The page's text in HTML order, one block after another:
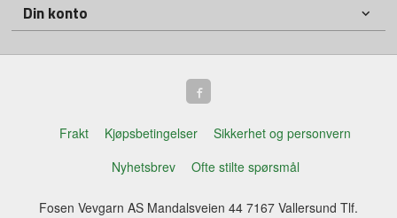
Din konto
Frakt Kjøpsbetingelser
Sikkerhet og personvern
Nyhetsbrev
Ofte stilte spørsmål
Fosen Vevgarn AS Mandalsveien 44 7167 Vallersund Tlf.